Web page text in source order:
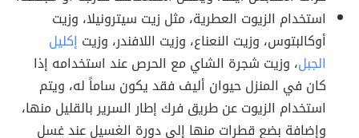
استخدام الزيوت العطرية، مثل زيت سيترونيلا، وزيت
أوكالبتوس، وزيت النعناع، وزيت اللافندر، وزيت إكليل
الجبل، وزيت شجرة الشاي مع الحرص عند استخدامه إذا
كان في المنزل حيوان أليف فقد يكون ساماً له، ويتم
استخدام الزيوت عن طريق فرك إطار السرير بالقليل منها،
وإضافة بضع قطرات منها إلى دورة الغسيل عند غسل